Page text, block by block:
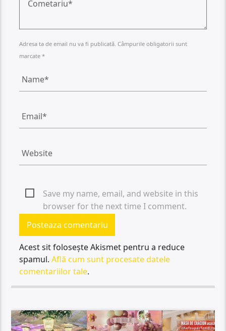
Adresa ta de email nu va fi publicată. Câmpurile obligatorii sunt
marcate *
Save my name, email, and website in this
browser for the next time I comment.
Acest sit folosește Akismet pentru a reduce
spamul.Află cum sunt procesate datele
comentariilor tale.